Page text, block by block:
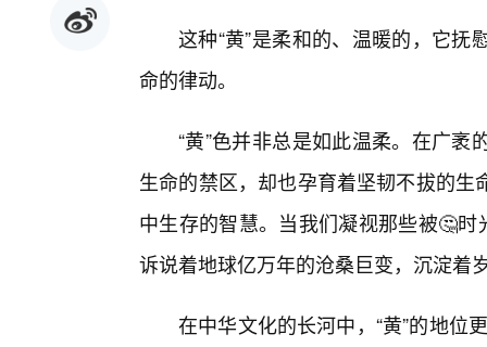
这种“黄”是柔和的、温暖的，它
命的律动。
“黄”色并非总是如此温柔。在广
生命的禁区，却也孕育着坚韧不拔的
中生存的智慧。当我们凝视那些被🤔
诉说着地球亿万年的沧桑巨变，沉淀着
在中华文化的长河中，“黄”的地位